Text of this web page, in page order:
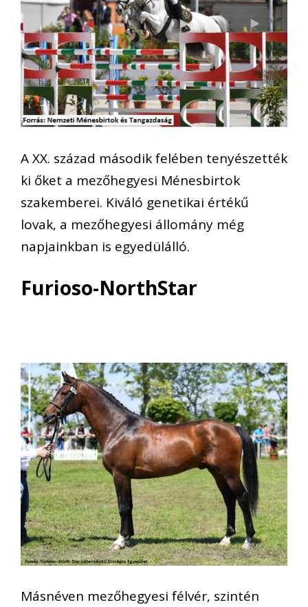
A XX. század második felében tenyészették
ki őket a mezőhegyesi Ménesbirtok
szakemberei. Kiváló genetikai értékű
lovak, a mezőhegyesi állomány még
napjainkban is egyedülálló.
Furioso-NorthStar
Másnéven mezőhegyesi félvér, szintén